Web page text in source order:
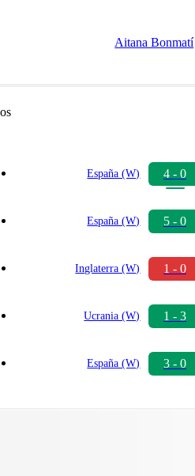
Aitana Bonmatí
España (W) 4 - 0
España (W) 5 - 0
Inglaterra (W) 1 - 0
Ucrania (W) 1 - 3
España (W) 3 - 0